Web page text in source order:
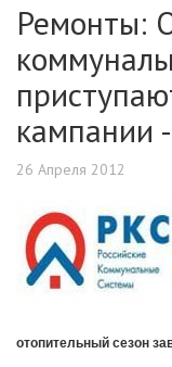
Ремонты:
кампании
26 Апреля 2012
отопительный сезон